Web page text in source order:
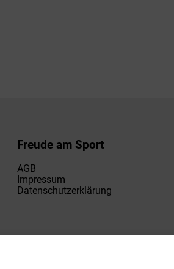
Freude am Sport
AGB
Impressum
Datenschutzerklärung